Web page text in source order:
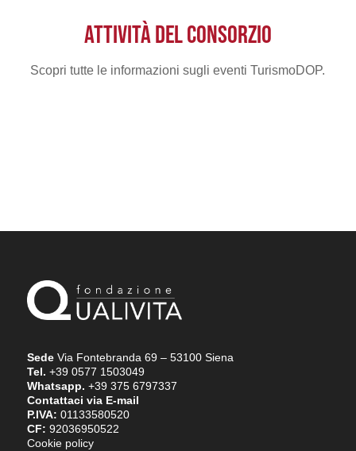
ATTIVITÀ DEL CONSORZIO
Scopri tutte le informazioni sugli eventi TurismoDOP.
SedeVia Fontebranda 69 – 53100 Siena
Tel. +39 0577 1503049
Whatsapp. +39 375 6797337
Contattaci via E-mail
P.IVA: 01133580520
CF: 92036950522
Cookie policy